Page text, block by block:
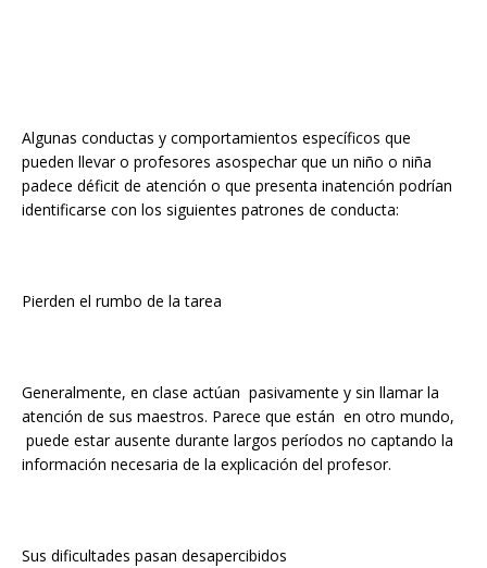
Algunas conductas y comportamientos específicos que
pueden llevar o profesores asospechar que un niño o niña
padece déficit de atención o que presenta inatención podrían
identificarse con los siguientes patrones de conducta:
Pierden el rumbo de la tarea
Generalmente, en clase actúan pasivamente y sin llamar la
atención de sus maestros. Parece que están en otro mundo,
puede estar ausente durante largos períodos no captando la
información necesaria de la explicación del profesor.
Sus dificultades pasan desapercibidos